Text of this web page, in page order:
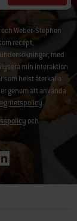
Weber-Stephen
recept,
med
min interaktion
som helst återkalla
genom att använda
.
och